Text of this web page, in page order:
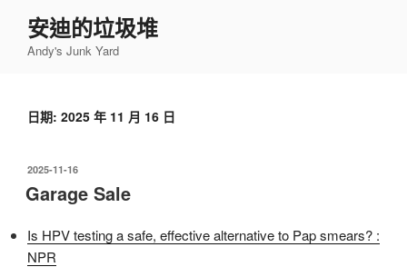
安迪的垃圾堆
Andy's Junk Yard
日期: 2025 年 11 月 16 日
發
佈
於
2025-11-16
Garage Sale
Is HPV testing a safe, effective alternative to Pap smears? :
NPR